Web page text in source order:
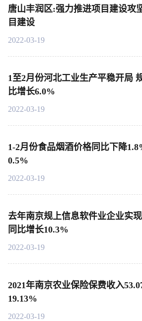
唐山丰润区:强力推进项目建设攻
目建设
2022-03-19
1至2月份河北工业生产平稳开局
比增长6.0%
2022-03-19
1-2月份食品烟酒价格同比下降
0.5%
2022-03-19
去年南京规上信息软件业企业实
同比增长10.3%
2022-03-19
2021年南京农业保险保费收入
19.13%
2022-03-19